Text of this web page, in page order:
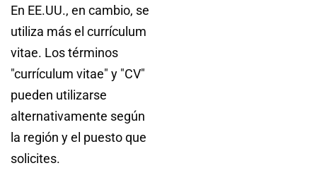
En EE.UU., en cambio, se
utiliza más el currículum
vitae. Los términos
"currículum vitae" y "CV"
pueden utilizarse
alternativamente según
la región y el puesto que
solicites.